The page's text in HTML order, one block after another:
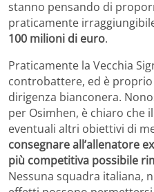
stanno pensando di
praticamente
100 milioni di euro.
Praticamente la Vecchia
controbattere, ed è
dirigenza bianconera.
per Osimhen, è chiaro che
eventuali altri obiettivi di
consegnare all’allenatore
più competitiva possibile
Nessuna squadra italiana,